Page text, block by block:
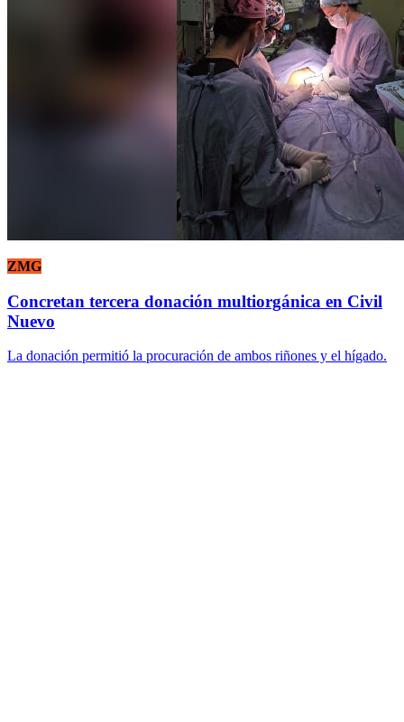
ZMG
Concretan tercera donación multiorgánica en Civil
Nuevo
La donación permitió la procuración de ambos riñones y el hígado.